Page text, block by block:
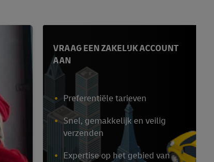
VRAAG EEN ZAKELIJK ACCOUNT
AAN
Preferentiële tarieven
Snel, gemakkelijk en veilig
verzenden
Expertise op het gebied van